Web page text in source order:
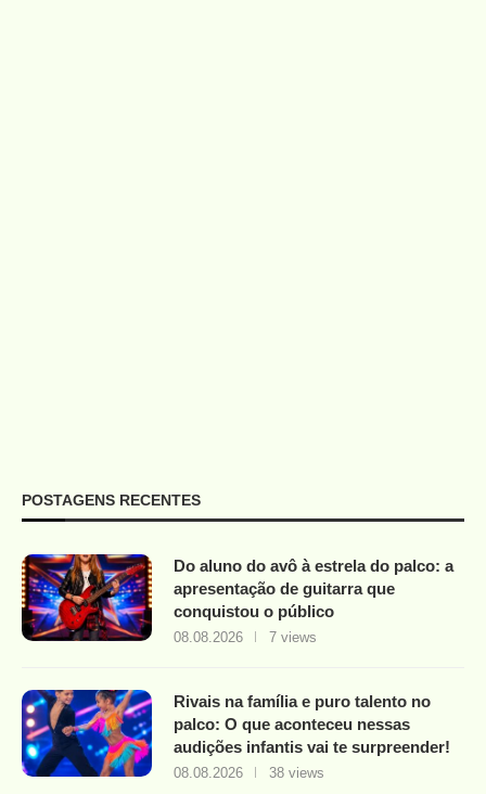
POSTAGENS RECENTES
Do aluno do avô à estrela do palco: a
apresentação de guitarra que
conquistou o público
08.08.2026 7 views
Rivais na família e puro talento no
palco: O que aconteceu nessas
audições infantis vai te surpreender!
08.08.2026 38 views